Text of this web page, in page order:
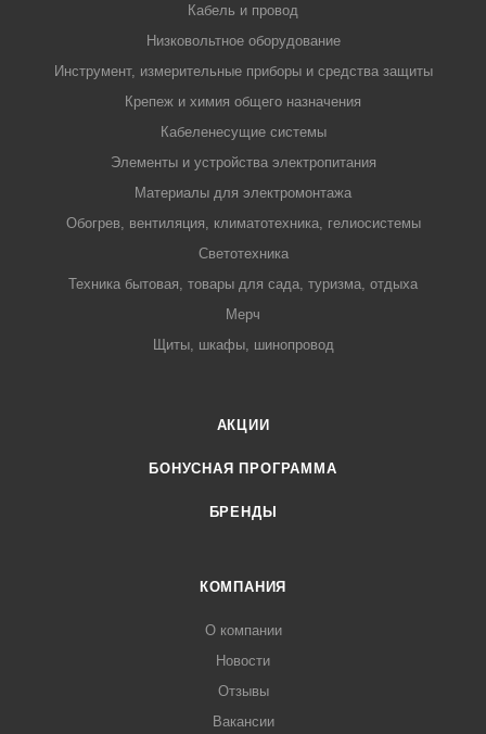
Кабель и провод
Низковольтное оборудование
Инструмент, измерительные приборы и средства защиты
Крепеж и химия общего назначения
Кабеленесущие системы
Элементы и устройства электропитания
Материалы для электромонтажа
Обогрев, вентиляция, климатотехника, гелиосистемы
Светотехника
Техника бытовая, товары для сада, туризма, отдыха
Мерч
Щиты, шкафы, шинопровод
АКЦИИ
БОНУСНАЯ ПРОГРАММА
БРЕНДЫ
КОМПАНИЯ
О компании
Новости
Отзывы
Вакансии